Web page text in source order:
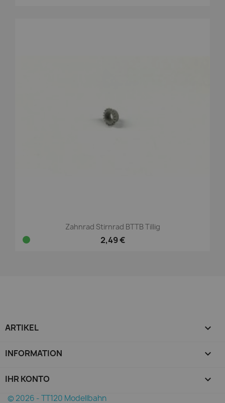
Zahnrad Stirnrad BTTB Tillig
2,49 €
ARTIKEL 
INFORMATION 
IHR KONTO 
© 2026 - TT120 Modellbahn